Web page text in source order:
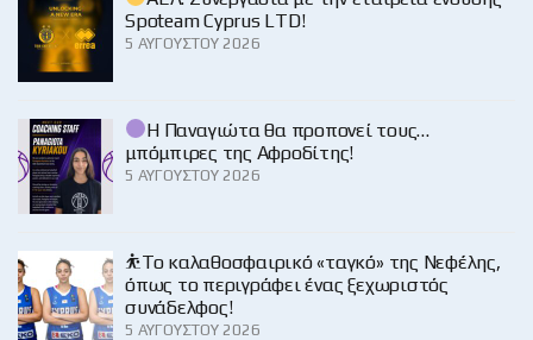
Spoteam Cyprus LTD!
5 ΑΥΓΟΎΣΤΟΥ 2026
Η Παναγιώτα θα προπονεί τους…
μπόμπιρες της Αφροδίτης!
5 ΑΥΓΟΎΣΤΟΥ 2026
⛹️‍Το καλαθοσφαιρικό «ταγκό» της Νεφέλης,
όπως το περιγράφει ένας ξεχωριστός
συνάδελφος!
5 ΑΥΓΟΎΣΤΟΥ 2026